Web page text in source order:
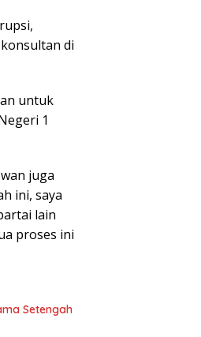
di
untuk
1
juga
ini, saya
lain
proses ini
Setengah